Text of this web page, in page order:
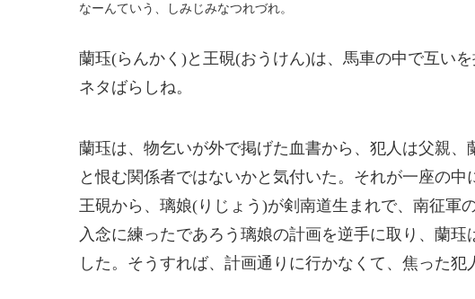
なーんていう、しみじみなつれづれ。
蘭珏(らんかく)と王硯(おうけん)は、馬車の中で互い
ネタばらしね。
蘭珏は、物乞いが外で掲げた血書から、犯人は父親
と恨む関係者ではないかと気付いた。それが一座の中
王硯から、璃娘(りじょう)が剣南道生まれで、南征軍
入念に練ったであろう璃娘の計画を逆手に取り、蘭
した。そうすれば、計画通りに行かなくて、焦った犯